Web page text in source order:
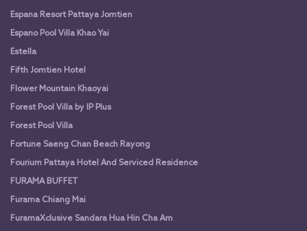
Espana Resort Pattaya Jomtien
Espano Pool Villa Khao Yai
Estella
Fifth Jomtien Hotel
Flower Mountain Khaoyai
Forest Pool Villa by IP Plus
Forest Pool Villa
Fortune Saeng Chan Beach Rayong
Fourium Pattaya Hotel And Serviced Residence
FURAMA BUFFET
Furama Chiang Mai
FuramaXclusive Sandara Hua Hin Cha Am